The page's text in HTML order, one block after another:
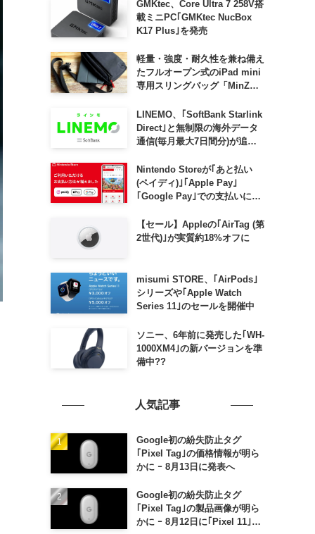
GMKtec、Core Ultra 7 258V搭
載ミニPC｢GMKtec NucBox
K17 Plus｣を発売
軽量・強度・耐久性を兼ね備え
たフルオープン式のiPad mini
専用スリングバッグ「MinZ
発売
LINEMO、｢SoftBank Starlink
Direct｣と無制限の海外データ
通信(毎月最大7日間分)が追加
Nintendo Storeが｢あと払い
(ペイディ)｣｢Apple Pay｣
｢Google Pay｣での支払いに対
【セール】Appleの｢AirTag (第
2世代)｣が実質約18%オフに
misumi STORE、｢AirPods｣
シリーズや｢Apple Watch
Series 11｣のセールを開催中
ソニー、6年前に発売した｢WH-
1000XM4｣の新バージョンを準
備中??
人気記事
Google初の紛失防止タグ
｢Pixel Tag｣の価格情報が明ら
かに ｰ 8月13日に発表へ
Google初の紛失防止タグ
｢Pixel Tag｣の製品画像が明ら
かに ｰ 8月12日に｢Pixel 11｣な